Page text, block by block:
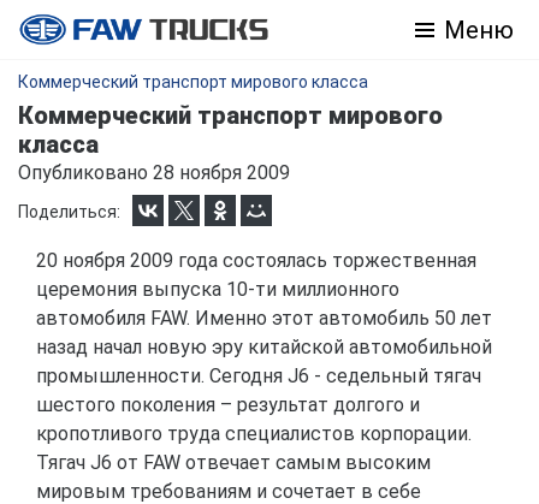
Меню
Коммерческий транспорт мирового класса
Коммерческий транспорт мирового
класса
Опубликовано 28 ноября 2009
Поделиться:
20 ноября 2009 года состоялась торжественная
церемония выпуска 10-ти миллионного
автомобиля FAW. Именно этот автомобиль 50 лет
назад начал новую эру китайской автомобильной
промышленности. Сегодня J6 - седельный тягач
шестого поколения – результат долгого и
кропотливого труда специалистов корпорации.
Тягач J6 от FAW отвечает самым высоким
мировым требованиям и сочетает в себе